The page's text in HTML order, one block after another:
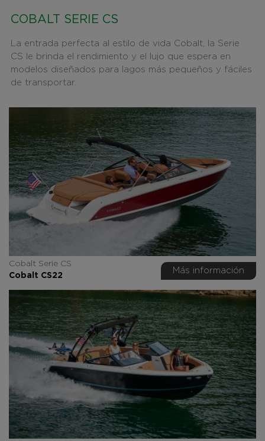
COBALT SERIE CS
La entrada perfecta al estilo de vida Cobalt, la Serie
CS le brinda el rendimiento y el lujo que espera en
modelos diseñados para lagos más pequeños y fáciles
de transportar.
Cobalt Serie CS
Cobalt CS22
Más información